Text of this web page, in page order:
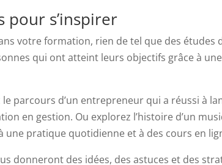
pour s’inspirer
votre formation, rien de tel que des études
qui ont atteint leurs objectifs grâce à
le parcours d’un entrepreneur qui a réussi à
en gestion. Ou explorez l’histoire d’un
une pratique quotidienne et à des cours en
donneront des idées, des astuces et des